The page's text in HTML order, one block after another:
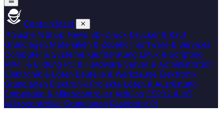
Captain Malu
Suche
Shop News 3D-Druck Drucker & Kauf
Grundlagen Materialien & Zubehör Software & Services
Computer & Systeme Kaufberatung Linux & Scripting
MINT & Bildung PC & Hardware Server & Administration
Elektronik & Löten Bauteile & Werkzeuge Elektronik
Grundlagen Elektronik Projekte Löten & Ausrüstung
Embedded & Mikrocontroller Arduino ESP32 & IoT
Mikrocontroller Grundlagen Raspberry Pi